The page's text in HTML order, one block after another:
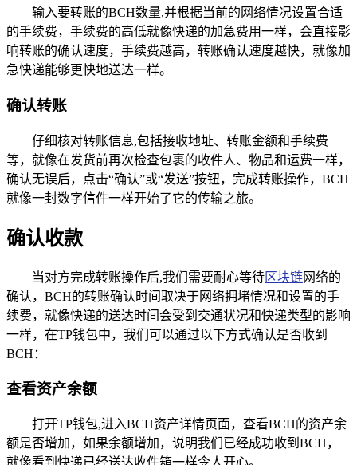
输入要转账的BCH数量,并根据当前的网络情况设置合适
的手续费，手续费的高低就像快递的加急费用一样，会直接影
响转账的确认速度，手续费越高，转账确认速度越快，就像加
急快递能够更快地送达一样。
确认转账
仔细核对转账信息,包括接收地址、转账金额和手续费
等，就像在发货前再次检查包裹的收件人、物品和运费一样，
确认无误后，点击“确认”或“发送”按钮，完成转账操作，BCH
就像一封数字信件一样开始了它的传输之旅。
确认收款
当对方完成转账操作后,我们需要耐心等待区块链网络的
确认，BCH的转账确认时间取决于网络拥堵情况和设置的手
续费，就像快递的送达时间会受到交通状况和快递类型的影响
一样，在TP钱包中，我们可以通过以下方式确认是否收到
BCH：
查看资产余额
打开TP钱包,进入BCH资产详情页面，查看BCH的资产余
额是否增加，如果余额增加，说明我们已经成功收到BCH，
就像看到快递已经送达收件箱一样令人开心。